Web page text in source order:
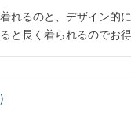
れるのと、デザイン的
と長く着られるのでお得